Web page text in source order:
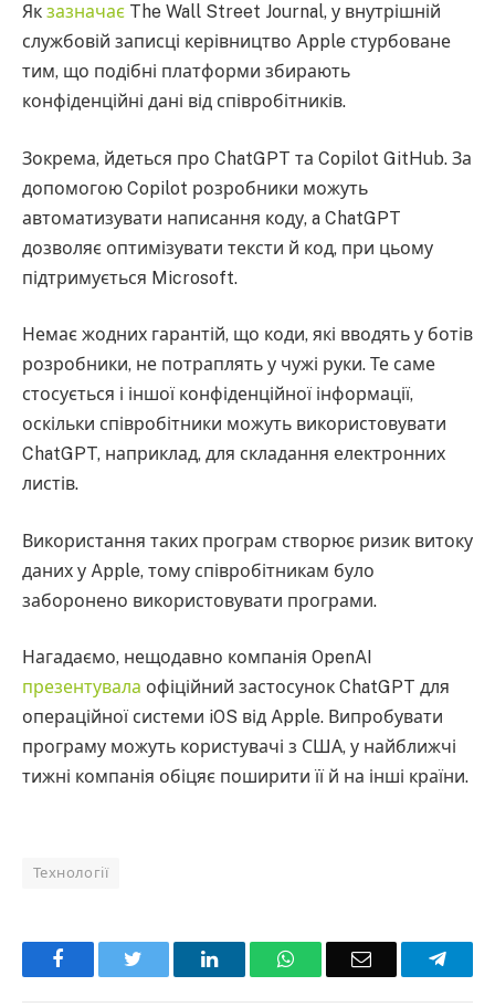
Як зазначає The Wall Street Journal, у внутрішній
службовій записці керівництво Apple стурбоване
тим, що подібні платформи збирають
конфіденційні дані від співробітників.
Зокрема, йдеться про ChatGPT та Copilot GitHub. За
допомогою Copilot розробники можуть
автоматизувати написання коду, a ChatGPT
дозволяє оптимізувати тексти й код, при цьому
підтримується Microsoft.
Немає жодних гарантій, що коди, які вводять у ботів
розробники, не потраплять у чужі руки. Те саме
стосується і іншої конфіденційної інформації,
оскільки співробітники можуть використовувати
ChatGPT, наприклад, для складання електронних
листів.
Використання таких програм створює ризик витоку
даних у Apple, тому співробітникам було
заборонено використовувати програми.
Нагадаємо, нещодавно компанія OpenAI
презентувала офіційний застосунок ChatGPT для
операційної системи iOS від Apple. Випробувати
програму можуть користувачі з США, у найближчі
тижні компанія обіцяє поширити її й на інші країни.
Технології
Facebook LinkedInWhatsAppEmail